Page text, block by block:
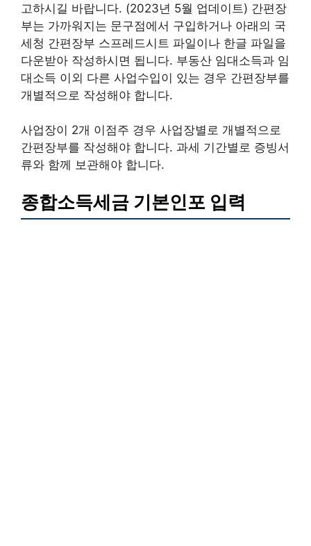
고하시길 바랍니다. (2023년 5월 업데이트) 간편장
부는 가까워지는 문구점에서 구입하거나 아래의 국
세청 간편장부 스프레드시트 파일이나 한글 파일을
다운받아 작성하시면 됩니다. 부동산 임대소득과 임
대소득 이외 다른 사업수입이 있는 경우 간편장부를
개별적으로 작성해야 합니다.
사업장이 2개 이점주 경우 사업장별로 개별적으로
간편장부를 작성해야 합니다. 과세 기간별로 증빙서
류와 함께 보관해야 합니다.
종합소득세금 기본인포 입력